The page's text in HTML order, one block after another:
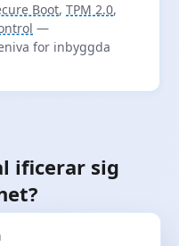
Boot, TPM 2.0,
—
for inbyggda
ificerar sig